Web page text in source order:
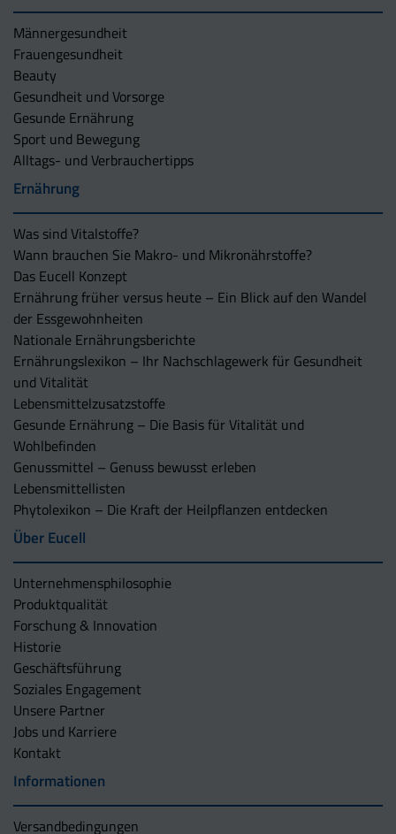
Männergesundheit
Frauengesundheit
Beauty
Gesundheit und Vorsorge
Gesunde Ernährung
Sport und Bewegung
Alltags- und Verbrauchertipps
Ernährung
Was sind Vitalstoffe?
Wann brauchen Sie Makro- und Mikronährstoffe?
Das Eucell Konzept
Ernährung früher versus heute – Ein Blick auf den Wandel
der Essgewohnheiten
Nationale Ernährungsberichte
Ernährungslexikon – Ihr Nachschlagewerk für Gesundheit
und Vitalität
Lebensmittelzusatzstoffe
Gesunde Ernährung – Die Basis für Vitalität und
Wohlbefinden
Genussmittel – Genuss bewusst erleben
Lebensmittellisten
Phytolexikon – Die Kraft der Heilpflanzen entdecken
Über Eucell
Unternehmens­philosophie
Produktqualität
Forschung & Innovation
Historie
Geschäftsführung
Soziales Engagement
Unsere Partner
Jobs und Karriere
Kontakt
Informationen
Versandbedingungen